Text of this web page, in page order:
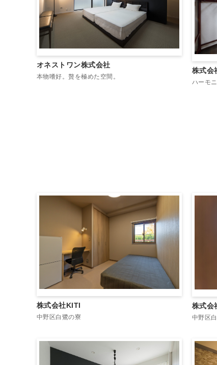
オネストワン株式会社
本物嗜好。贅を極めた空間。
株式会
ハーモ
株式会社KITI
中野区白鷺の寮
株式会
中野区